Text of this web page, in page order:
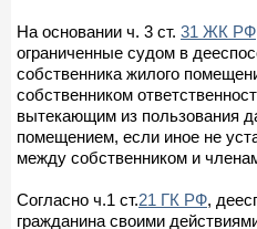
На основании ч. 3 ст. 31 ЖК РФ
ограниченные судом в
собственника жилого
собственником
вытекающим из пользования
помещением, если иное не
между собственником и
Согласно ч.1 ст.21 ГК РФ,
гражданина своими